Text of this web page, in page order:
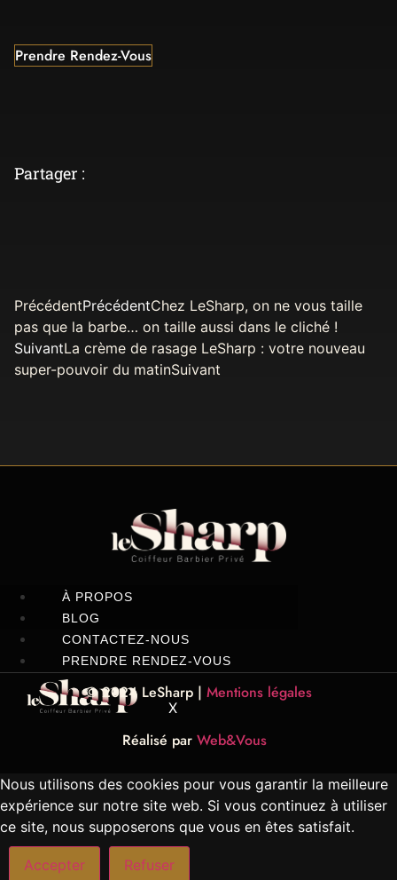
Prendre Rendez-Vous
Partager :
PrécédentPrécédentChez LeSharp, on ne vous taille
pas que la barbe… on taille aussi dans le cliché !
SuivantLa crème de rasage LeSharp : votre nouveau
super-pouvoir du matinSuivant
À PROPOS
BLOG
CONTACTEZ-NOUS
PRENDRE RENDEZ-VOUS
X
© 2024 LeSharp | Mentions légales
Réalisé par Web&Vous
Nous utilisons des cookies pour vous garantir la meilleure
expérience sur notre site web. Si vous continuez à utiliser
ce site, nous supposerons que vous en êtes satisfait.
Accepter Refuser